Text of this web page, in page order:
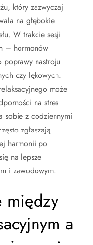
który zazwyczaj
na głębokie
W trakcie sesji
– hormonów
poprawy nastroju
czy lękowych.
może
na stres
sobie z codziennymi
zgłaszają
harmonii po
na lepsze
i zawodowym.
między
a